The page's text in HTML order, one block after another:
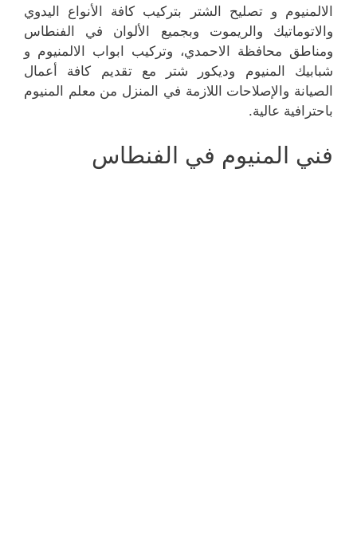
الالمنيوم و تصليح الشتر بتركيب كافة الأنواع اليدوي
والاتوماتيك والريموت وبجميع الألوان في الفنطاس
ومناطق محافظة الاحمدي، وتركيب ابواب الالمنيوم و
شبابيك المنيوم وديكور شتر مع تقديم كافة أعمال
الصيانة والإصلاحات اللازمة في المنزل من معلم المنيوم
باحترافية عالية.
فني المنيوم في الفنطاس